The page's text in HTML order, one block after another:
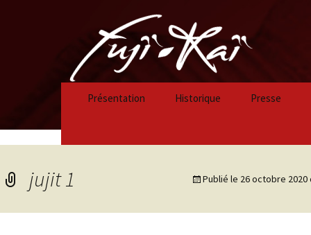
Présentation Historique Presse
jujit 1 Publié le 26 octobre 2020